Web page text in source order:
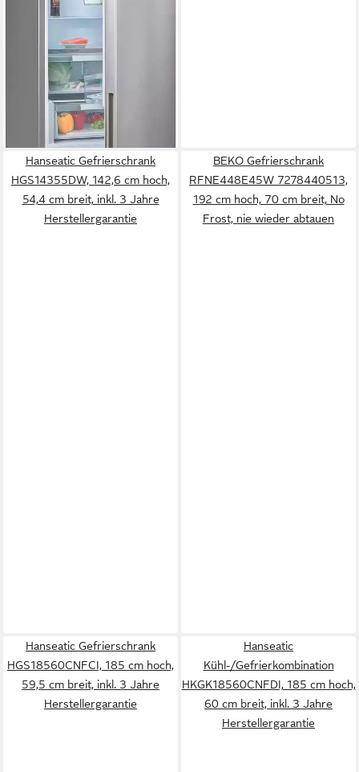
mtl. in 48 Raten
lieferbar - in 2-3 Werktagen bei dir
Hanseatic Gefrierschrank
HGS14355DW, 142,6 cm hoch,
54,4 cm breit, inkl. 3 Jahre
Herstellergarantie
BEKO Gefrierschrank
RFNE448E45W 7278440513,
192 cm hoch, 70 cm breit, No
Frost, nie wieder abtauen
Hanseatic Gefrierschrank
HGS18560CNFCI, 185 cm hoch,
59,5 cm breit, inkl. 3 Jahre
Herstellergarantie
Hanseatic
Kühl-/Gefrierkombination
HKGK18560CNFDI, 185 cm hoch,
60 cm breit, inkl. 3 Jahre
Herstellergarantie